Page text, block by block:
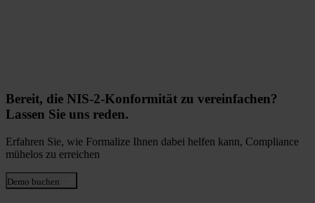
Bereit, die NIS-2-Konformität zu vereinfachen?
Lassen Sie uns reden.
Erfahren Sie, wie Formalize Ihnen dabei helfen kann, Compliance
mühelos zu erreichen
Demo buchen